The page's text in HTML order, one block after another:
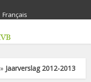
Français
» Jaarverslag 2012-2013